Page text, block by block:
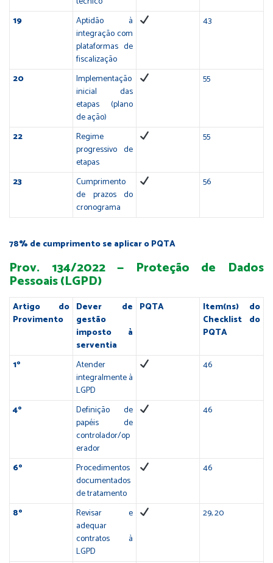
19
Aptidão à
integração com
plataformas de
fiscalização
43
20
Implementação
inicial das
etapas (plano
de ação)
55
22
Regime
progressivo de
etapas
55
23
Cumprimento
de prazos do
cronograma
56
78% de cumprimento se aplicar o PQTA
Prov. 134/2022 — Proteção de Dados
Pessoais (LGPD)
Artigo do
Provimento
Dever de
gestão
imposto à
serventia
PQTA
Item(ns) do
Checklist do
PQTA
1º
Atender
integralmente à
LGPD
46
4º
Definição de
papéis de
controlador/op
erador
46
6º
Procedimentos
documentados
de tratamento
46
8º
Revisar e
adequar
contratos à
LGPD
29, 20